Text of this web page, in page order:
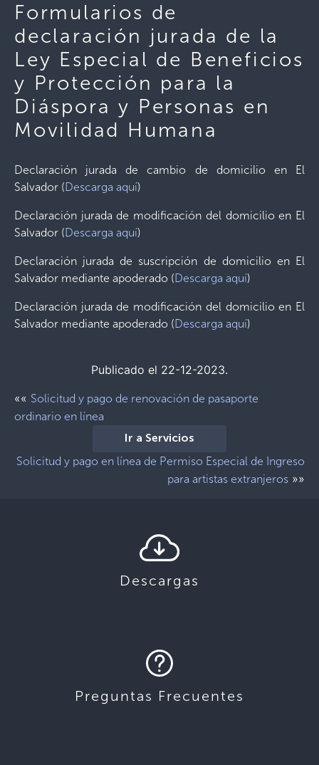
Formularios de
declaración jurada de la
Ley Especial de Beneficios
y Protección para la
Diáspora y Personas en
Movilidad Humana
Declaración jurada de cambio de domicilio en El
Salvador (Descarga aquí)
Declaración jurada de modificación del domicilio en El
Salvador (Descarga aquí)
Declaración jurada de suscripción de domicilio en El
Salvador mediante apoderado (Descarga aquí)
Declaración jurada de modificación del domicilio en El
Salvador mediante apoderado (Descarga aquí)
Publicado el 22-12-2023.
«« Solicitud y pago de renovación de pasaporte
ordinario en línea
Ir a Servicios
Solicitud y pago en línea de Permiso Especial de Ingreso
para artistas extranjeros »»
Descargas
Preguntas Frecuentes